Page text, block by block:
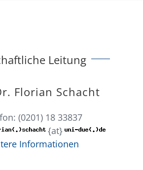
Leitung
Florian Schacht
(0201) 18 33837
{at}
Informationen